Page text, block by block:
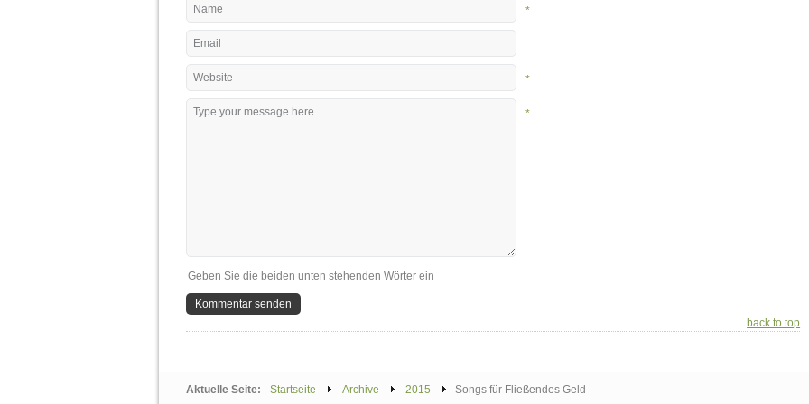
*
*
*
Geben Sie die beiden unten stehenden Wörter ein
back to top
Aktuelle Seite: Startseite Archive 2015 Songs für Fließendes Geld